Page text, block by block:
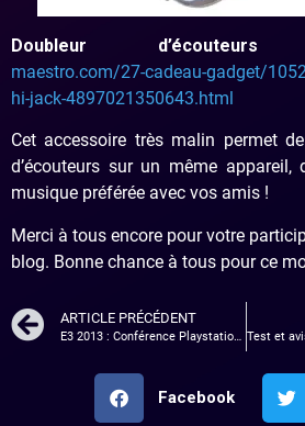
Doubleur d’écouteurs
maestro.com/27-cadeau-gadget/
hi-jack-4897021350643.html
Cet accessoire très malin permet
d’écouteurs sur un même
musique préférée avec vos amis !
Merci à tous encore pour votre
blog. Bonne chance à tous pour ce
ARTICLE PRÉCÉDENT
E3 2013 : Conférence Playstation 4 – TOP 3
Facebook